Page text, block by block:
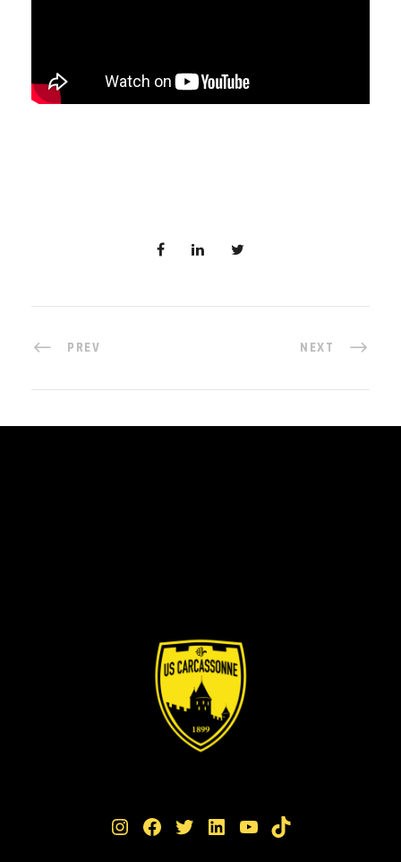
PREV NEXT
Instagram Facebook Twitter LinkedIn YouTube TikTok